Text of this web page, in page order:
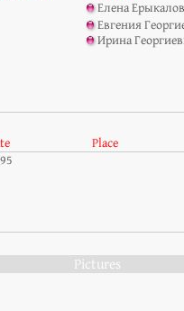
Елена Ерыкалов
Евгения
Ирина
Place
Pictures